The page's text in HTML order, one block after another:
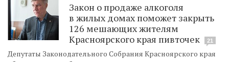
Закон о продаже алкоголя
в жилых домах поможет закрыть
126 мешающих жителям
Красноярского края пивточек
21
Депутаты Законодательного Собрания Красноярского края